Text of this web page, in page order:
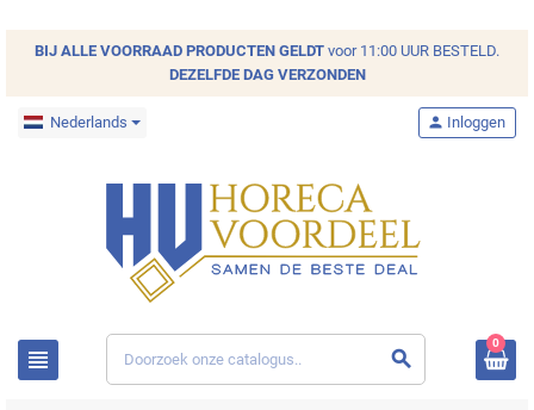
BIJ ALLE VOORRAAD PRODUCTEN GELDT voor 11:00 UUR BESTELD.
DEZELFDE DAG VERZONDEN
Nederlands
view_headline search
person Inloggen
0